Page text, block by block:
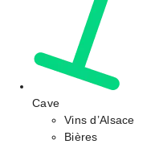
Cave
Vins d’Alsace
Bières